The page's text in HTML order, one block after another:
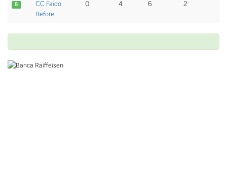
8
CC Faido
Before
0 4 6 2